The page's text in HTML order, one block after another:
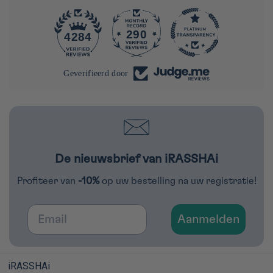
4284 290
Geverifieerd door
De nieuwsbrief van iRASSHAi
Profiteer van -10% op uw bestelling na uw registratie!
Email
Aanmelden
iRASSHAi